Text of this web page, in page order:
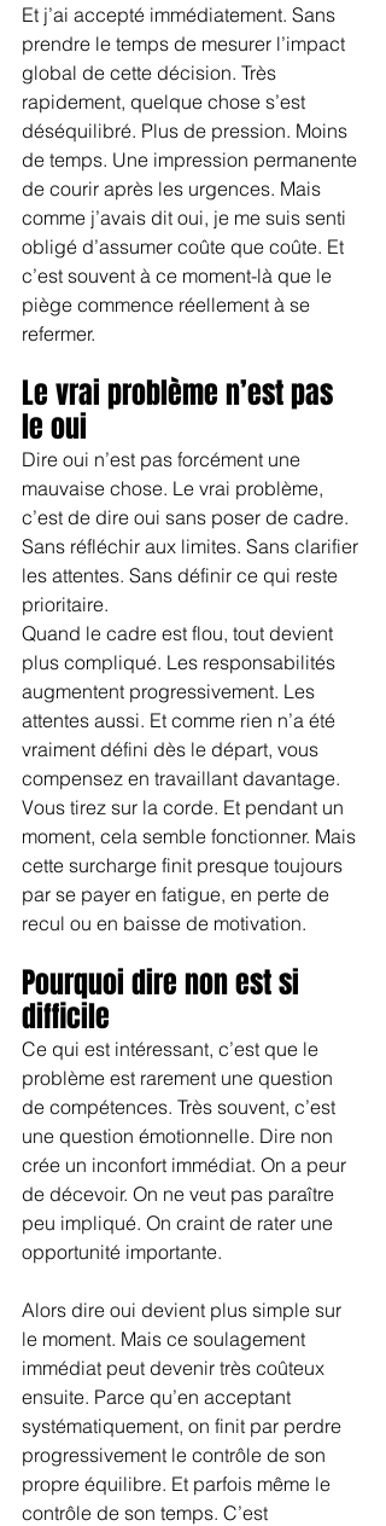
Et j’ai accepté immédiatement. Sans
prendre le temps de mesurer l’impact
global de cette décision. Très
rapidement, quelque chose s’est
déséquilibré. Plus de pression. Moins
de temps. Une impression permanente
de courir après les urgences. Mais
comme j’avais dit oui, je me suis senti
obligé d’assumer coûte que coûte. Et
c’est souvent à ce moment-là que le
piège commence réellement à se
refermer.
Le vrai problème n’est pas
le oui
Dire oui n’est pas forcément une
mauvaise chose. Le vrai problème,
c’est de dire oui sans poser de cadre.
Sans réfléchir aux limites. Sans clarifier
les attentes. Sans définir ce qui reste
prioritaire.
Quand le cadre est flou, tout devient
plus compliqué. Les responsabilités
augmentent progressivement. Les
attentes aussi. Et comme rien n’a été
vraiment défini dès le départ, vous
compensez en travaillant davantage.
Vous tirez sur la corde. Et pendant un
moment, cela semble fonctionner. Mais
cette surcharge finit presque toujours
par se payer en fatigue, en perte de
recul ou en baisse de motivation.
Pourquoi dire non est si
difficile
Ce qui est intéressant, c’est que le
problème est rarement une question
de compétences. Très souvent, c’est
une question émotionnelle. Dire non
crée un inconfort immédiat. On a peur
de décevoir. On ne veut pas paraître
peu impliqué. On craint de rater une
opportunité importante.
Alors dire oui devient plus simple sur
le moment. Mais ce soulagement
immédiat peut devenir très coûteux
ensuite. Parce qu’en acceptant
systématiquement, on finit par perdre
progressivement le contrôle de son
propre équilibre. Et parfois même le
contrôle de son temps. C’est